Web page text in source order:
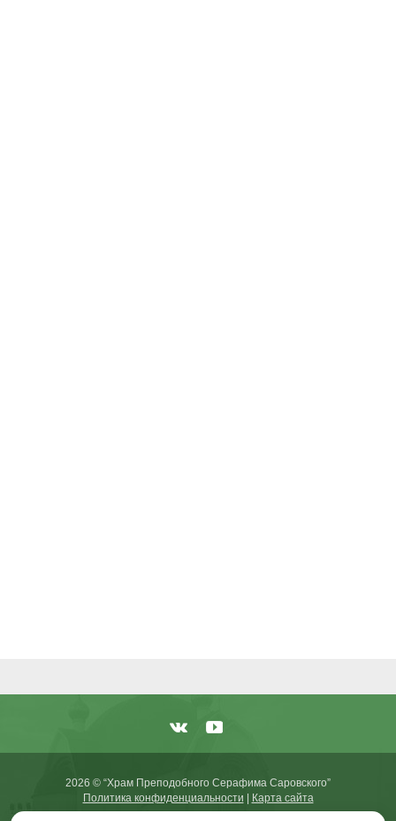
2026 © “Храм Преподобного Серафима Саровского”
Политика конфиденциальности
Карта сайта